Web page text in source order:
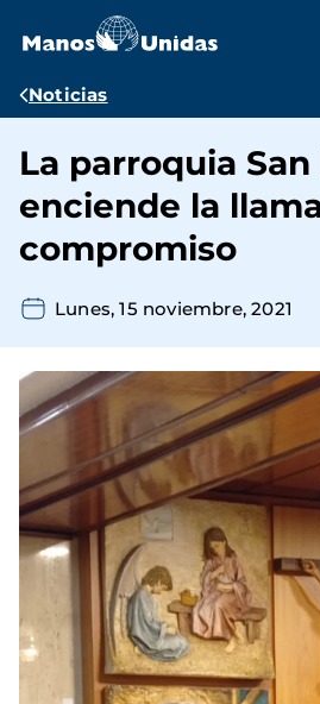
contenido
Ruta
navegación
Noticias
La parroquia
enciende la
compromiso
Lunes, 15 noviembre, 2021